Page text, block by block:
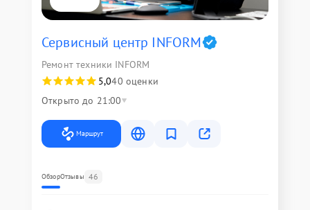
Сервисный центр INFORM
Ремонт техники INFORM
5,040 оценки
Открыто до 21:00
Маршрут
ОбзорОтзывы 46